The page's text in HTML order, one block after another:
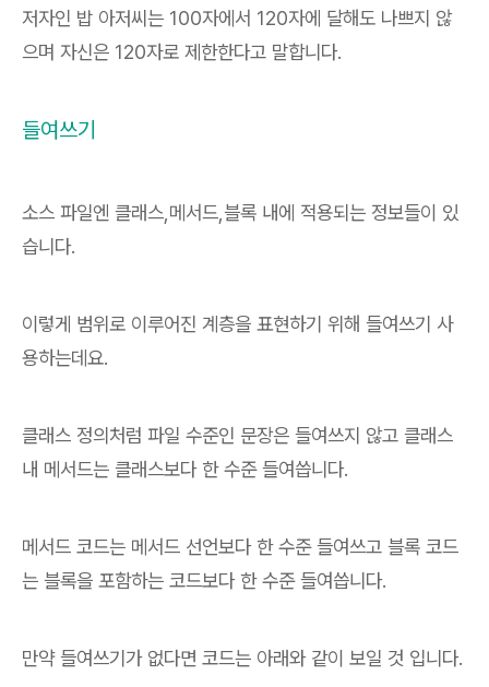
저자인 밥 아저씨는 100자에서 120자에 달해도 나쁘지 않
으며 자신은 120자로 제한한다고 말합니다.
들여쓰기
소스 파일엔 클래스,메서드,블록 내에 적용되는 정보들이 있
습니다.
이렇게 범위로 이루어진 계층을 표현하기 위해 들여쓰기 사
용하는데요.
클래스 정의처럼 파일 수준인 문장은 들여쓰지 않고 클래스
내 메서드는 클래스보다 한 수준 들여씁니다.
메서드 코드는 메서드 선언보다 한 수준 들여쓰고 블록 코드
는 블록을 포함하는 코드보다 한 수준 들여씁니다.
만약 들여쓰기가 없다면 코드는 아래와 같이 보일 것 입니다.